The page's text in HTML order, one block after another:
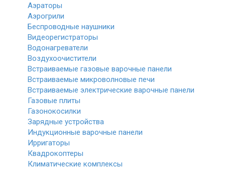
Аэраторы
Аэрогрили
Беспроводные наушники
Видеорегистраторы
Водонагреватели
Воздухоочистители
Встраиваемые газовые варочные панели
Встраиваемые микроволновые печи
Встраиваемые электрические варочные панели
Газовые плиты
Газонокосилки
Зарядные устройства
Индукционные варочные панели
Ирригаторы
Квадрокоптеры
Климатические комплексы